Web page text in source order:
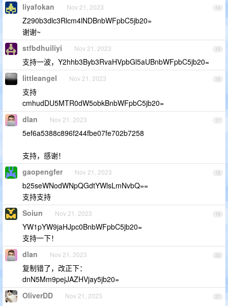
14
liyafokan Nov 21, 2023
Z290b3dlc3Rlcm4lNDBnbWFpbC5jb20=
谢谢~
15
stfbdhuiliyi Nov 21, 2023
支持一波，Y2hhb3Byb3RvaHVpbGl5aUBnbWFpbC5jb20=
16
littleangel Nov 21, 2023
支持
cmhudDU5MTR0dW5obkBnbWFpbC5jb20=
17
dlan Nov 21, 2023
5ef6a5388c896f244fbe07fe702b7258
支持，感谢！
18
gaopengfer Nov 21, 2023
b25seWNodWNpQGdtYWlsLmNvbQ==
支持支持
19
Soiun Nov 21, 2023
YW1pYW9jaHJpc0BnbWFpbC5jb20=
支持一下！
20
dlan Nov 21, 2023
复制错了，改正下：
dnN5Mm9pejJAZHVjay5jb20=
21
OliverDD Nov 21, 2023